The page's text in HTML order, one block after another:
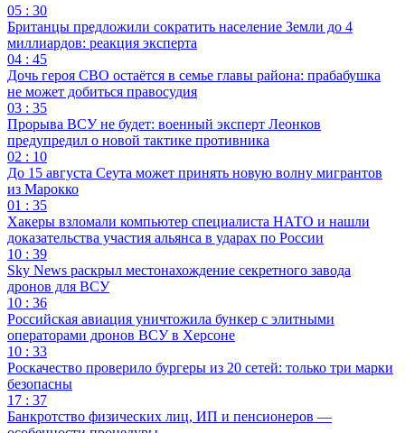
05 : 30
Британцы предложили сократить население Земли до 4
миллиардов: реакция эксперта
04 : 45
Дочь героя СВО остаётся в семье главы района: прабабушка
не может добиться правосудия
03 : 35
Прорыва ВСУ не будет: военный эксперт Леонков
предупредил о новой тактике противника
02 : 10
До 15 августа Сеута может принять новую волну мигрантов
из Марокко
01 : 35
Хакеры взломали компьютер специалиста НАТО и нашли
доказательства участия альянса в ударах по России
10 : 39
Sky News раскрыл местонахождение секретного завода
дронов для ВСУ
10 : 36
Российская авиация уничтожила бункер с элитными
операторами дронов ВСУ в Херсоне
10 : 33
Роскачество проверило бургеры из 20 сетей: только три марки
безопасны
17 : 37
Банкротство физических лиц, ИП и пенсионеров —